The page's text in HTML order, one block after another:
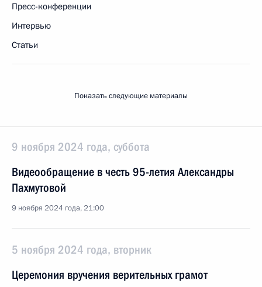
Пресс-конференции
Интервью
Статьи
Показать следующие материалы
9 ноября 2024 года, суббота
Видеообращение в честь 95-летия Александры
Пахмутовой
9 ноября 2024 года, 21:00
5 ноября 2024 года, вторник
Церемония вручения верительных грамот